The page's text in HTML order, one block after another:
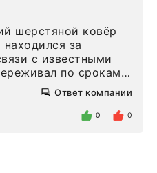
шерстяной ковёр
за
с известными
по срокам.
ровно в
время, без
Ответ компании
0 0